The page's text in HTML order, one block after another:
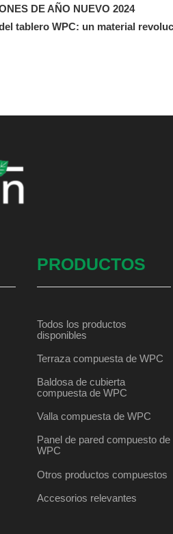
DE AÑO NUEVO 2024
tablero WPC: un material
PRODUCTOS
Todos los productos
disponibles
Terraza compuesta de WPC
Baldosa de cubierta
compuesta de WPC
Valla compuesta de WPC
Panel de pared compuesto de
WPC
Otros productos compuestos
Accesorios relevantes